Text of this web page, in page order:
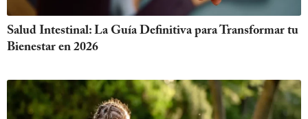
Salud Intestinal: La Guía Definitiva para Transformar tu
Bienestar en 2026